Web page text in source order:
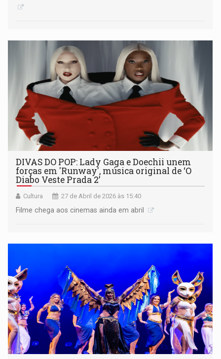
DIVAS DO POP: Lady Gaga e Doechii unem
forças em 'Runway', música original de ‘O
Diabo Veste Prada 2’
Cultura 27 de Abril de 2026 às 15:40
Filme chega aos cinemas ainda em abril